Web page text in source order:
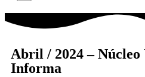
Abril / 2024 –
Informa